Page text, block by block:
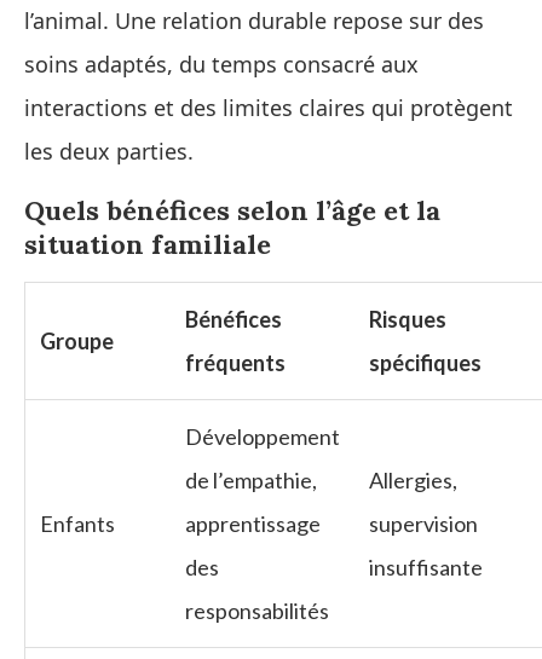
l’animal. Une relation durable repose sur des
soins adaptés, du temps consacré aux
interactions et des limites claires qui protègent
les deux parties.
Quels bénéfices selon l’âge et la
situation familiale
Groupe
Bénéfices
fréquents
Risques
spécifiques
Enfants
Développement
de l’empathie,
apprentissage
des
responsabilités
Allergies,
supervision
insuffisante